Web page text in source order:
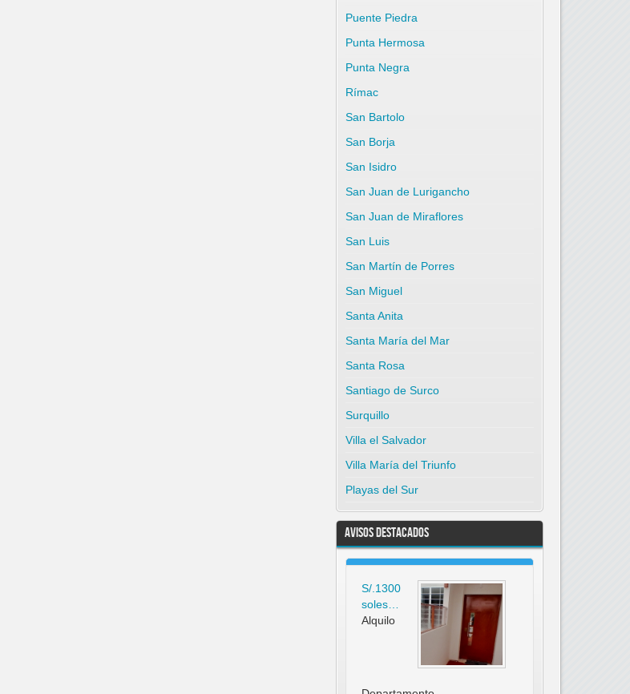
Puente Piedra
Punta Hermosa
Punta Negra
Rímac
San Bartolo
San Borja
San Isidro
San Juan de Lurigancho
San Juan de Miraflores
San Luis
San Martín de Porres
San Miguel
Santa Anita
Santa María del Mar
Santa Rosa
Santiago de Surco
Surquillo
Villa el Salvador
Villa María del Triunfo
Playas del Sur
Avisos Destacados
S/.1300
soles…
Alquilo